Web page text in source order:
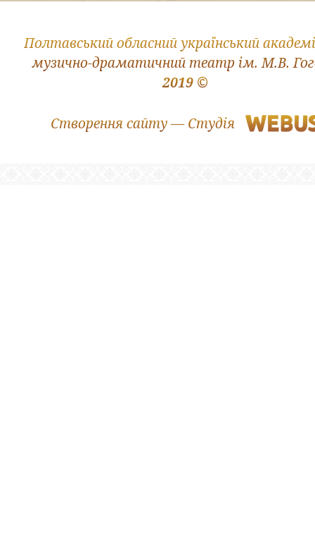
2019 ©
Полтавський обласний український
музично-драматичний театр ім. М.В.
Створення сайту — Студія